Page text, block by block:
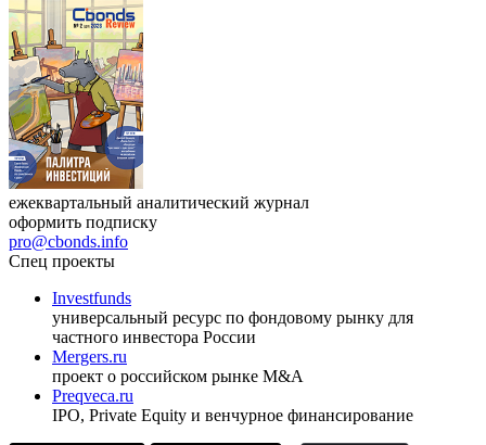
ежеквартальный аналитический журнал
оформить подписку
pro@cbonds.info
Спец проекты
Investfunds
универсальный ресурс по фондовому рынку для
частного инвестора России
Mergers.ru
проект о российском рынке M&A
Preqveca.ru
IPO, Private Equity и венчурное финансирование